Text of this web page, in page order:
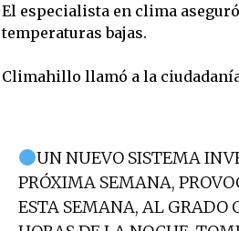
El especialista en clima
temperaturas bajas.
Climahillo llamó a la
UN NUEVO SISTEMA
PRÓXIMA SEMANA,
ESTA SEMANA, AL GRADO